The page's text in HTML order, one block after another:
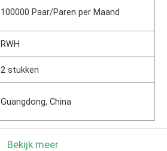
100000 Paar/Paren per Maand
RWH
2 stukken
Guangdong, China
Bekijk meer